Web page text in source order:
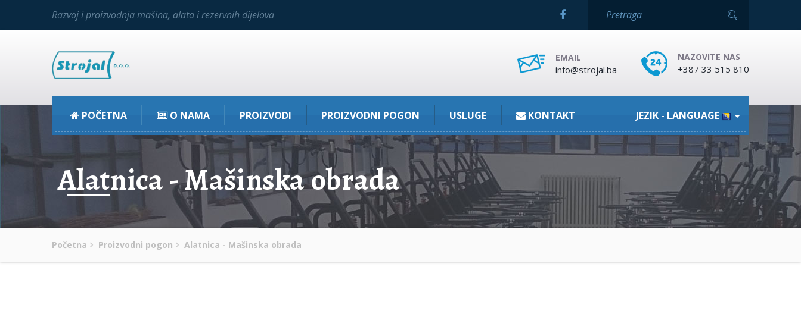
Razvoj i proizvodnja mašina, alata i rezervnih dijelova
EMAIL
info@strojal.ba
NAZOVITE NAS
+387 33 515 810
POČETNA O NAMA PROIZVODI PROIZVODNI POGON USLUGE KONTAKT JEZIK - LANGUAGE
Alatnica - Mašinska obrada
Početna Proizvodni pogon Alatnica - Mašinska obrada